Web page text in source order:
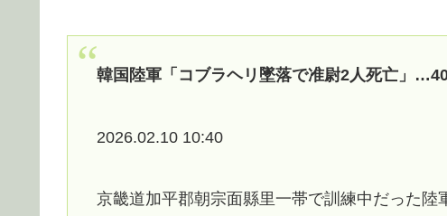
韓国陸軍「コブラヘリ墜落で准尉2人死亡」
2026.02.10 10:40
京畿道加平郡朝宗面縣里一帯で訓練中だった